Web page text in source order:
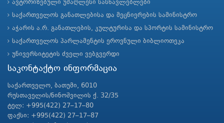
ავტორიზებული უმაღლესი სასწავლებლები
საქართველოს განათლებისა და მეცნიერების სამინისტრო
აჭარის ა.რ. განათლების, კულტურისა და სპორტის სამინისტრო
საქართველოს პარლამენტის ეროვნული ბიბლიოთეკა
უნივერსიტეტის ძველი ვებგვერდი
საკონტაქტო ინფორმაცია
საქართველო, ბათუმი, 6010
რუსთაველის/ნინოშვილის ქ. 32/35
ტელ: +995(422) 27–17–80
ფაქსი: +995(422) 27–17–87